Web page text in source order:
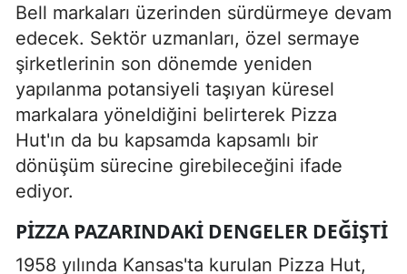
Bell markaları üzerinden sürdürmeye devam
edecek. Sektör uzmanları, özel sermaye
şirketlerinin son dönemde yeniden
yapılanma potansiyeli taşıyan küresel
markalara yöneldiğini belirterek Pizza
Hut'ın da bu kapsamda kapsamlı bir
dönüşüm sürecine girebileceğini ifade
ediyor.
PIZZA PAZARINDAKI DENGELER DEĞIŞTI
1958 yılında Kansas'ta kurulan Pizza Hut,